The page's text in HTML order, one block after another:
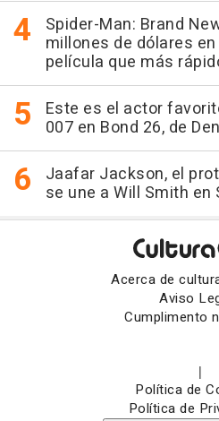
Spider-Man: Brand
millones de dólares
película que más
Este es el actor
007 en Bond 26, de
Jaafar Jackson, el
se une a Will Smith en
Acerca de
Aviso
Cumplimento
|
Política de
Política de